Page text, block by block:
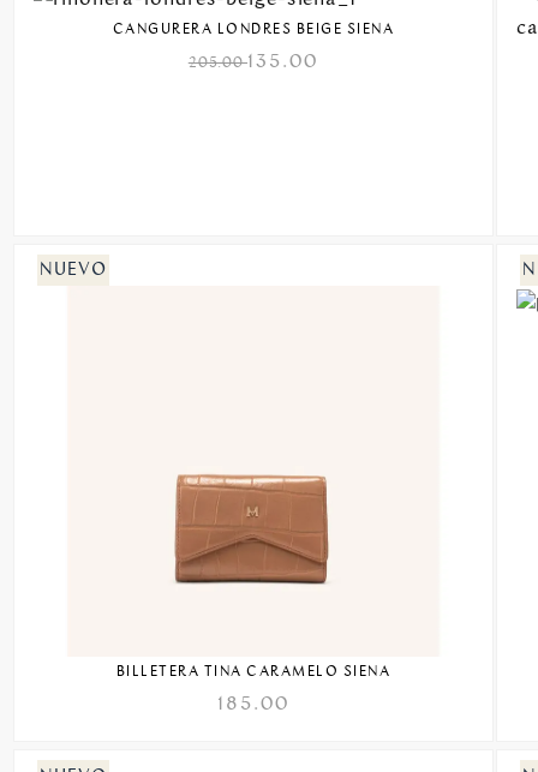
CANGURERA LONDRES BEIGE SIENA
205.00135.00
BILLETERA TINA CARAMELO SIENA
185.00